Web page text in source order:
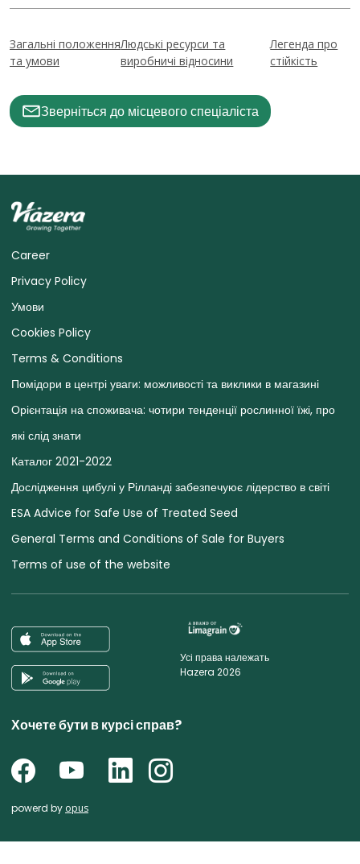
Загальні положення
та умови
Людські ресурси та
виробничі відносини
Легенда про
стійкість
Зверніться до місцевого спеціаліста
Career
Privacy Policy
Умови
Cookies Policy
Terms & Conditions
Помідори в центрі уваги: ​​можливості та виклики в магазині
Орієнтація на споживача: чотири тенденції рослинної їжі, про
які слід знати
Каталог 2021-2022
Дослідження цибулі у Рілланді забезпечуює лідерство в світі
ESA Advice for Safe Use of Treated Seed
General Terms and Conditions of Sale for Buyers
Terms of use of the website
Усі права належать
Hazera 2026
Хочете бути в курсі справ?
powerd by opus